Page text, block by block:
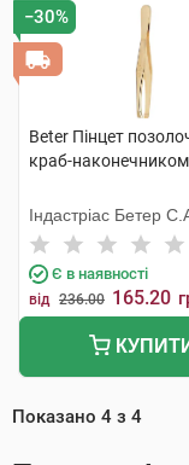
−30%
Beter Пінцет
краб-
Індастріас Бетер
Є в наявності
від 236.00 165.20
Показано 4 з 4